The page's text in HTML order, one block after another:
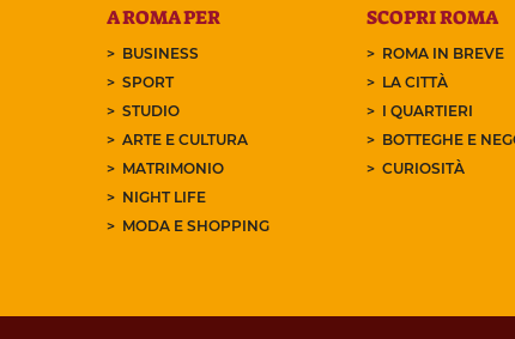
A ROMA PER
BUSINESS
SPORT
STUDIO
ARTE E CULTURA
MATRIMONIO
NIGHT LIFE
MODA E SHOPPING
SCOPRI ROMA
ROMA IN BREVE
LA CITTÀ
I QUARTIERI
BOTTEGHE E
CURIOSITÀ